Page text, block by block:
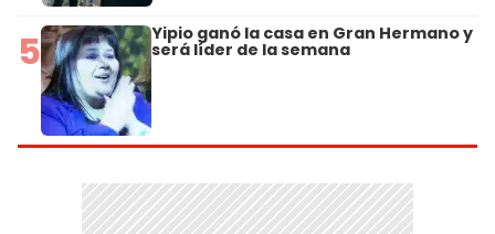
5 Yipio ganó la casa en Gran Hermano y
será líder de la semana